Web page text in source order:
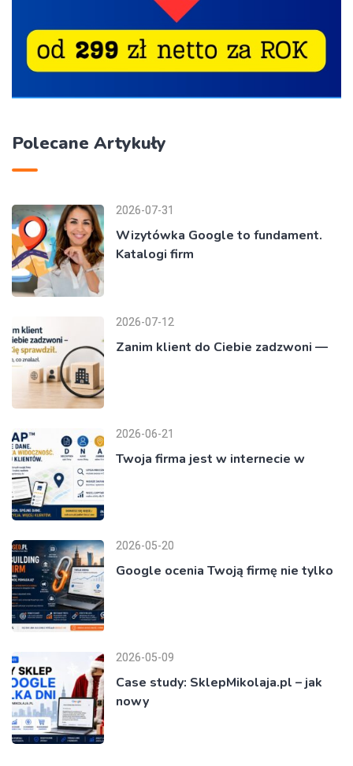
Polecane Artykuły
2026-07-31
Wizytówka Google to fundament.
Katalogi firm
2026-07-12
Zanim klient do Ciebie zadzwoni —
2026-06-21
Twoja firma jest w internecie w
2026-05-20
Google ocenia Twoją firmę nie tylko
2026-05-09
Case study: SklepMikolaja.pl – jak
nowy